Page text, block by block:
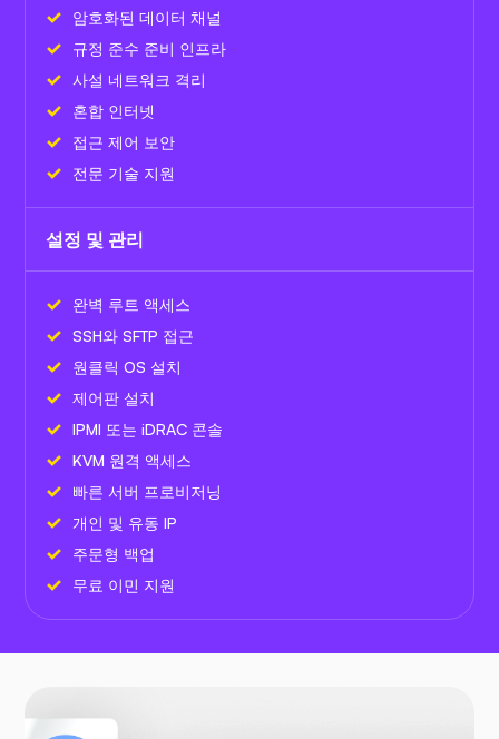
암호화된 데이터 채널
규정 준수 준비 인프라
사설 네트워크 격리
혼합 인터넷
접근 제어 보안
전문 기술 지원
설정 및 관리
완벽 루트 액세스
SSH와 SFTP 접근
원클릭 OS 설치
제어판 설치
IPMI 또는 iDRAC 콘솔
KVM 원격 액세스
빠른 서버 프로비저닝
개인 및 유동 IP
주문형 백업
무료 이민 지원